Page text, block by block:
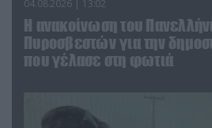
04.08.2026 | 13:02
Η ανακοίνωση του
Πυροσβεστών για την
που γέλασε στη φωτιά